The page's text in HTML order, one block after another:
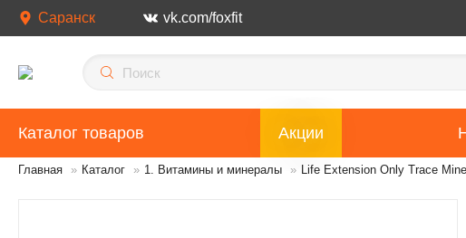
Саранск vk.com/foxfit
Каталог товаров Акции
Главная » Каталог » 1. Витамины и минералы » Life Extension Only Trace